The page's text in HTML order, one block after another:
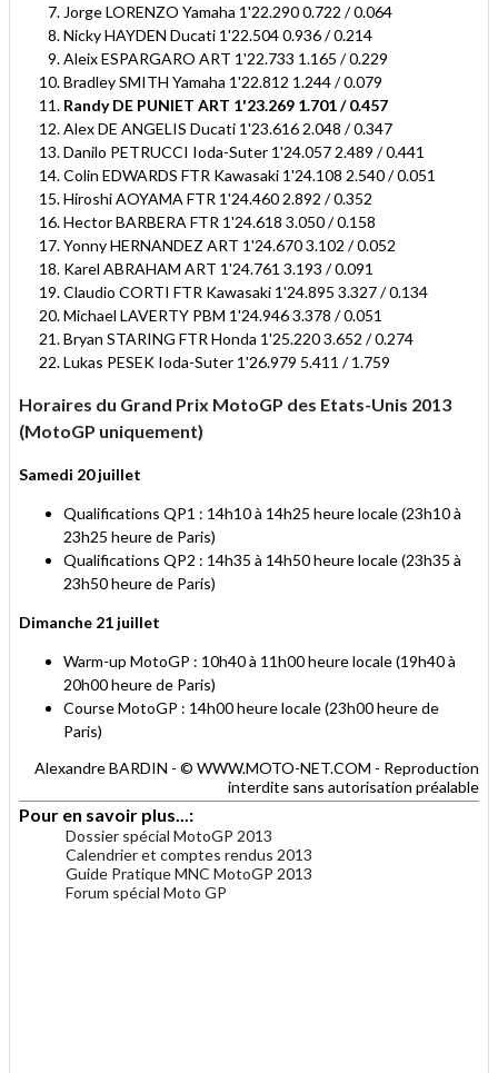
Jorge LORENZO Yamaha 1'22.290 0.722 / 0.064
Nicky HAYDEN Ducati 1'22.504 0.936 / 0.214
Aleix ESPARGARO ART 1'22.733 1.165 / 0.229
Bradley SMITH Yamaha 1'22.812 1.244 / 0.079
Randy DE PUNIET ART 1'23.269 1.701 / 0.457
Alex DE ANGELIS Ducati 1'23.616 2.048 / 0.347
Danilo PETRUCCI Ioda-Suter 1'24.057 2.489 / 0.441
Colin EDWARDS FTR Kawasaki 1'24.108 2.540 / 0.051
Hiroshi AOYAMA FTR 1'24.460 2.892 / 0.352
Hector BARBERA FTR 1'24.618 3.050 / 0.158
Yonny HERNANDEZ ART 1'24.670 3.102 / 0.052
Karel ABRAHAM ART 1'24.761 3.193 / 0.091
Claudio CORTI FTR Kawasaki 1'24.895 3.327 / 0.134
Michael LAVERTY PBM 1'24.946 3.378 / 0.051
Bryan STARING FTR Honda 1'25.220 3.652 / 0.274
Lukas PESEK Ioda-Suter 1'26.979 5.411 / 1.759
Horaires du Grand Prix MotoGP des Etats-Unis 2013
(MotoGP uniquement)
Samedi 20 juillet
Qualifications QP1 : 14h10 à 14h25 heure locale (23h10 à
23h25 heure de Paris)
Qualifications QP2 : 14h35 à 14h50 heure locale (23h35 à
23h50 heure de Paris)
Dimanche 21 juillet
Warm-up MotoGP : 10h40 à 11h00 heure locale (19h40 à
20h00 heure de Paris)
Course MotoGP : 14h00 heure locale (23h00 heure de
Paris)
Alexandre BARDIN - © WWW.MOTO-NET.COM - Reproduction
interdite sans autorisation préalable
Pour en savoir plus...:
Dossier spécial MotoGP 2013
Calendrier et comptes rendus 2013
Guide Pratique MNC MotoGP 2013
Forum spécial Moto GP